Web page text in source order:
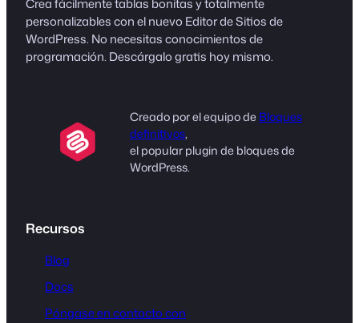
Crea fácilmente tablas bonitas y totalmente
personalizables con el nuevo Editor de Sitios de
WordPress. No necesitas conocimientos de
programación. Descárgalo gratis hoy mismo.
Creado por el equipo deBloques
definitivos,
el popular plugin de bloques de
WordPress.
Recursos
Blog
Docs
Póngase en contacto con